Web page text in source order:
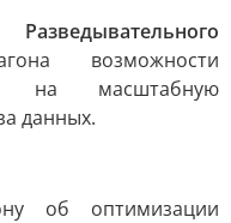
Разведывательного
возможности
на масштабную
данных.
об оптимизации